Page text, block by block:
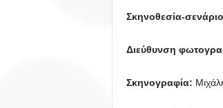
Σκηνοθεσία-
Διεύθυνση
Σκηνογραφία: